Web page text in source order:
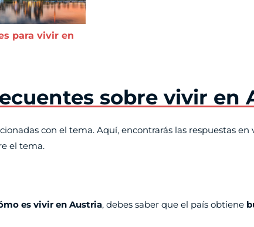
para vivir en
sobre vivir en
con el tema. Aquí, encontrarás las respuestas
el tema.
es vivir en Austria, debes saber que el país obtiene